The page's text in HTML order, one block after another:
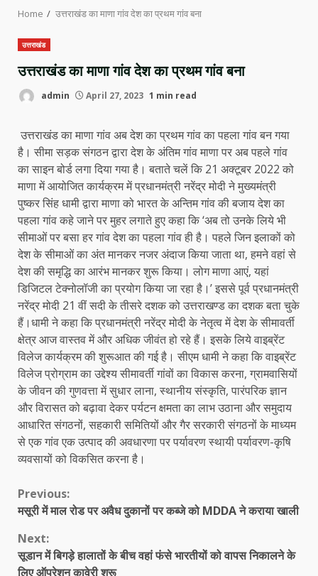
Home उत्तराखंड का माणा गांव देश का प्रथम गांव बना
उत्तराखंड
उत्तराखंड का माणा गांव देश का प्रथम गांव बना
admin April 27, 2023 1 min read
उत्तराखंड का माणा गांव अब देश का प्रथम गांव का पहला गांव बन गया
है। सीमा सड़क संगठन द्वारा देश के अंतिम गांव माणा पर अब पहले गांव
का साइन बोर्ड लगा दिया गया है। बताते चलें कि 21 अक्टूबर 2022 को
माणा में आयोजित कार्यक्रम में प्रधानमंत्री नरेंद्र मोदी ने मुख्यमंत्री
पुष्कर सिंह धामी द्वारा माणा को भारत के अन्तिम गांव की बजाय देश का
पहला गांव कहे जाने पर मुहर लगाते हुए कहा कि ‘अब तो उनके लिये भी
सीमाओं पर बसा हर गांव देश का पहला गांव ही है। पहले जिन इलाकों को
देश के सीमाओं का अंत मानकर नजर अंदाज किया जाता था, हमने वहां से
देश की समृद्धि का आरंभ मानकर शुरू किया। लोग माणा आएं, यहां
डिजिटल टेक्नोलॉजी का प्रयोग किया जा रहा है।’ इससे पूर्व प्रधानमंत्री
नरेंद्र मोदी 21 वीं सदी के तीसरे दशक को उत्तराखण्ड का दशक बता चुके
हैं।धामी ने कहा कि प्रधानमंत्री नरेंद्र मोदी के नेतृत्व में देश के सीमावर्ती
क्षेत्र आज वास्तव में और अधिक जीवंत हो रहे हैं। इसके लिये वाइब्रेंट
विलेज कार्यक्रम की शुरूआत की गई है। सीएम धामी ने कहा कि वाइब्रेंट
विलेज प्रोग्राम का उद्देश्य सीमावर्ती गांवों का विकास करना, ग्रामवासियों
के जीवन की गुणवत्ता में सुधार लाना, स्थानीय संस्कृति, पारंपरिक ज्ञान
और विरासत को बढ़ावा देकर पर्यटन क्षमता का लाभ उठाना और समुदाय
आधारित संगठनों, सहकारी समितियों और गैर सरकारी संगठनों के माध्यम
से एक गांव एक उत्पाद की अवधारणा पर पर्यावरण स्थायी पर्यावरण-कृषि
व्यवसायों को विकसित करना है।
Continue
Previous:
मसूरी में माल रोड पर अवैध दुकानों पर कब्जे को MDDA ने कराया खाली
Next:
सूडान में बिगड़े हालातों के बीच वहां फंसे भारतीयों को वापस निकालने के
लिए ऑपरेशन कावेरी शुरू